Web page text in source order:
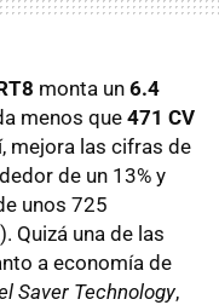
monta un 6.4
menos que471 CV
mejora las cifras de
de un 13% y
unos 725
Quizá una de las
a economía de
Saver Technology,